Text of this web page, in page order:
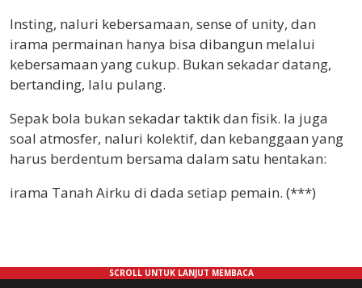
Insting, naluri kebersamaan, sense of unity, dan
irama permainan hanya bisa dibangun melalui
kebersamaan yang cukup. Bukan sekadar datang,
bertanding, lalu pulang.
Sepak bola bukan sekadar taktik dan fisik. Ia juga
soal atmosfer, naluri kolektif, dan kebanggaan yang
harus berdentum bersama dalam satu hentakan:
irama Tanah Airku di dada setiap pemain. (***)